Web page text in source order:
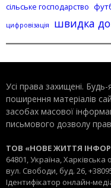
сільське господарство
цифровізація швидка
Усі права захищені.
поширення матеріалів
засобах масової
письмового дозволу
ТОВ «НОВЕ ЖИТТЯ
64801, Україна,
вул. Свободи, буд. 26,
Ідентифікатор онлайн-